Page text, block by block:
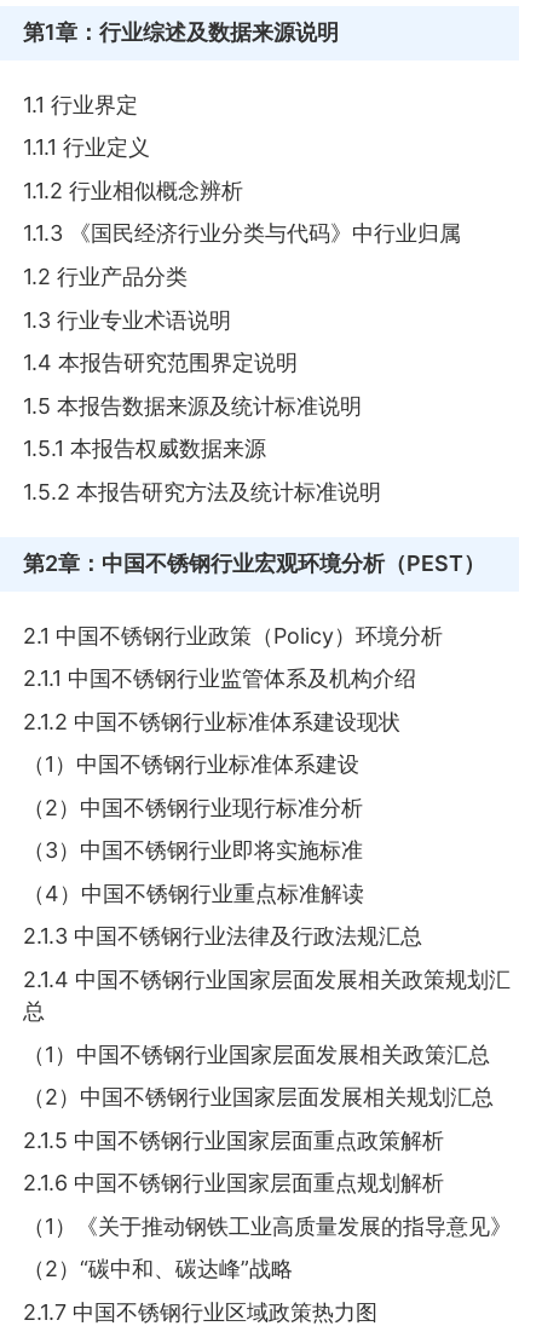
第1章 ：行业综述及数据来源说明
1.1 行业界定
1.1.1 行业定义
1.1.2 行业相似概念辨析
1.1.3 《国民经济行业分类与代码》中行业归属
1.2 行业产品分类
1.3 行业专业术语说明
1.4 本报告研究范围界定说明
1.5 本报告数据来源及统计标准说明
1.5.1 本报告权威数据来源
1.5.2 本报告研究方法及统计标准说明
第2章 ：中国不锈钢行业宏观环境分析（PEST）
2.1 中国不锈钢行业政策（Policy）环境分析
2.1.1 中国不锈钢行业监管体系及机构介绍
2.1.2 中国不锈钢行业标准体系建设现状
（1）中国不锈钢行业标准体系建设
（2）中国不锈钢行业现行标准分析
（3）中国不锈钢行业即将实施标准
（4）中国不锈钢行业重点标准解读
2.1.3 中国不锈钢行业法律及行政法规汇总
2.1.4 中国不锈钢行业国家层面发展相关政策规划汇
总
（1）中国不锈钢行业国家层面发展相关政策汇总
（2）中国不锈钢行业国家层面发展相关规划汇总
2.1.5 中国不锈钢行业国家层面重点政策解析
2.1.6 中国不锈钢行业国家层面重点规划解析
（1）《关于推动钢铁工业高质量发展的指导意见》
（2）“碳中和、碳达峰”战略
2.1.7 中国不锈钢行业区域政策热力图